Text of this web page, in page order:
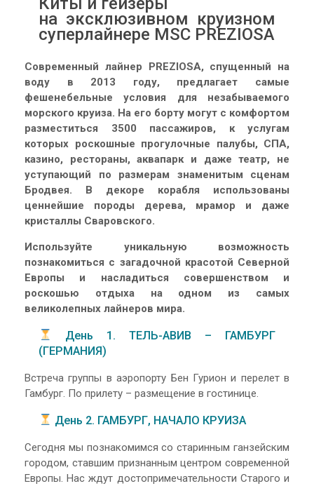
на эксклюзивном круизном
суперлайнере MSC PREZIOSA
Современный лайнер PREZIOSA, спущенный на
воду в 2013 году, предлагает самые
фешенебельные условия для незабываемого
морского круиза. На его борту могут с комфортом
разместиться 3500 пассажиров, к услугам
которых роскошные прогулочные палубы, СПА,
казино, рестораны, аквапарк и даже театр, не
уступающий по размерам знаменитым сценам
Бродвея. В декоре корабля использованы
ценнейшие породы дерева, мрамор и даже
кристаллы Сваровского.
Используйте уникальную возможность
познакомиться с загадочной красотой Северной
Европы и насладиться совершенством и
роскошью отдыха на одном из самых
великолепных лайнеров мира.
День 1. ТЕЛЬ-АВИВ – ГАМБУРГ
(ГЕРМАНИЯ)
Встреча группы в аэропорту Бен Гурион и перелет в
Гамбург. По прилету – размещение в гостинице.
День 2. ГАМБУРГ, НАЧАЛО КРУИЗА
Сегодня мы познакомимся со старинным ганзейским
городом, ставшим признанным центром современной
Европы. Нас ждут достопримечательности Старого и